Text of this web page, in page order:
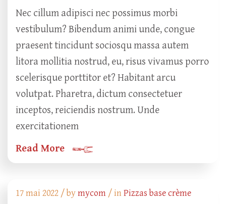
Nec cillum adipisci nec possimus morbi
vestibulum? Bibendum animi unde, congue
praesent tincidunt sociosqu massa autem
litora mollitia nostrud, eu, risus vivamus porro
scelerisque porttitor et? Habitant arcu
volutpat. Pharetra, dictum consectetuer
inceptos, reiciendis nostrum. Unde
exercitationem
Read More
17 mai 2022 /bymycom / inPizzas base crème